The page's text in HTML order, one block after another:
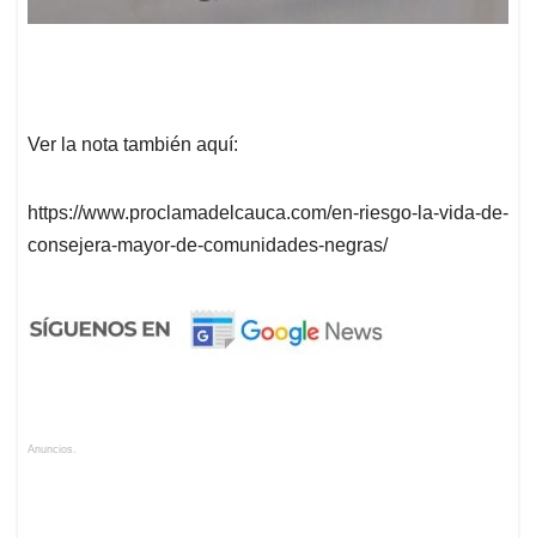
Ver la nota también aquí:
https://www.proclamadelcauca.com/en-riesgo-la-vida-de-
consejera-mayor-de-comunidades-negras/
Anuncios.